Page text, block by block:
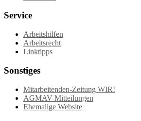
Service
Arbeitshilfen
Arbeitsrecht
Linktipps
Sonstiges
Mitarbeitenden-Zeitung WIR!
AGMAV-Mitteilungen
Ehemalige Website